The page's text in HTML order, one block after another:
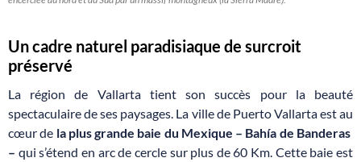
Un cadre naturel paradisiaque de surcroit
préservé
La région de Vallarta tient son succès pour la beauté
spectaculaire de ses paysages. La ville de Puerto Vallarta est au
cœur de la plus grande baie du Mexique – Bahía de Banderas
– qui s’étend en arc de cercle sur plus de 60 Km. Cette baie est